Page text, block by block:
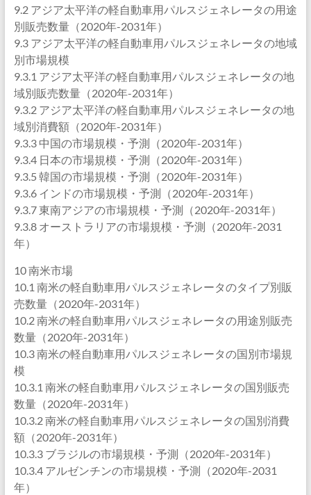
9.2 アジア太平洋の軽自動車用パルスジェネレータの用途
別販売数量（2020年-2031年）
9.3 アジア太平洋の軽自動車用パルスジェネレータの地域
別市場規模
9.3.1 アジア太平洋の軽自動車用パルスジェネレータの地
域別販売数量（2020年-2031年）
9.3.2 アジア太平洋の軽自動車用パルスジェネレータの地
域別消費額（2020年-2031年）
9.3.3 中国の市場規模・予測（2020年-2031年）
9.3.4 日本の市場規模・予測（2020年-2031年）
9.3.5 韓国の市場規模・予測（2020年-2031年）
9.3.6 インドの市場規模・予測（2020年-2031年）
9.3.7 東南アジアの市場規模・予測（2020年-2031年）
9.3.8 オーストラリアの市場規模・予測（2020年-2031
年）
10 南米市場
10.1 南米の軽自動車用パルスジェネレータのタイプ別販
売数量（2020年-2031年）
10.2 南米の軽自動車用パルスジェネレータの用途別販売
数量（2020年-2031年）
10.3 南米の軽自動車用パルスジェネレータの国別市場規
模
10.3.1 南米の軽自動車用パルスジェネレータの国別販売
数量（2020年-2031年）
10.3.2 南米の軽自動車用パルスジェネレータの国別消費
額（2020年-2031年）
10.3.3 ブラジルの市場規模・予測（2020年-2031年）
10.3.4 アルゼンチンの市場規模・予測（2020年-2031
年）